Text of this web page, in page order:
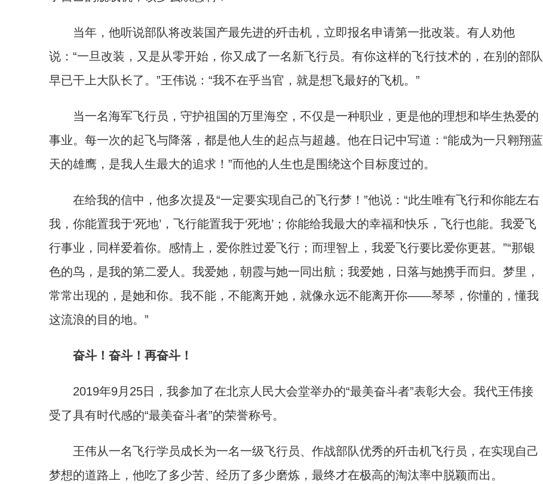
当年，他听说部队将改装国产最先进的歼击机，立即报名申请第一批改装。有人劝他
说：“一旦改装，又是从零开始，你又成了一名新飞行员。有你这样的飞行技术的，在别的部队
早已干上大队长了。”王伟说：“我不在乎当官，就是想飞最好的飞机。”
当一名海军飞行员，守护祖国的万里海空，不仅是一种职业，更是他的理想和毕生热爱的
事业。每一次的起飞与降落，都是他人生的起点与超越。他在日记中写道：“能成为一只翱翔蓝
天的雄鹰，是我人生最大的追求！”而他的人生也是围绕这个目标度过的。
在给我的信中，他多次提及“一定要实现自己的飞行梦！”他说：“此生唯有飞行和你能左右
我，你能置我于‘死地’，飞行能置我于‘死地’；你能给我最大的幸福和快乐，飞行也能。我爱飞
行事业，同样爱着你。感情上，爱你胜过爱飞行；而理智上，我爱飞行要比爱你更甚。”“那银
色的鸟，是我的第二爱人。我爱她，朝霞与她一同出航；我爱她，日落与她携手而归。梦里，
常常出现的，是她和你。我不能，不能离开她，就像永远不能离开你——琴琴，你懂的，懂我
这流浪的目的地。”
奋斗！奋斗！再奋斗！
2019年9月25日，我参加了在北京人民大会堂举办的“最美奋斗者”表彰大会。我代王伟接
受了具有时代感的“最美奋斗者”的荣誉称号。
王伟从一名飞行学员成长为一名一级飞行员、作战部队优秀的歼击机飞行员，在实现自己
梦想的道路上，他吃了多少苦、经历了多少磨炼，最终才在极高的淘汰率中脱颖而出。